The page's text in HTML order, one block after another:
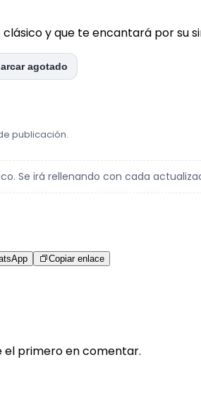
y que te encantará por su
agotado
publicación.
Se irá rellenando con cada
Copiar enlace
el primero en comentar.